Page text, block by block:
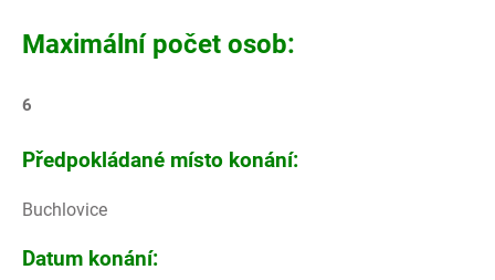
Maximální počet osob:
6
Předpokládané místo konání:
Buchlovice
Datum konání: